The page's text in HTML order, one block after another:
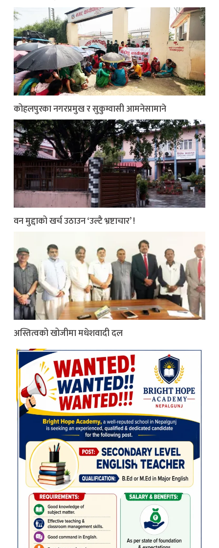
कोहलपुरका नगरप्रमुख र सुकुम्वासी आमनेसामाने
वन मुद्दाको खर्च उठाउन ‘उल्टै भ्रष्टाचार’ !
अस्तित्वको खोजीमा मधेशवादी दल